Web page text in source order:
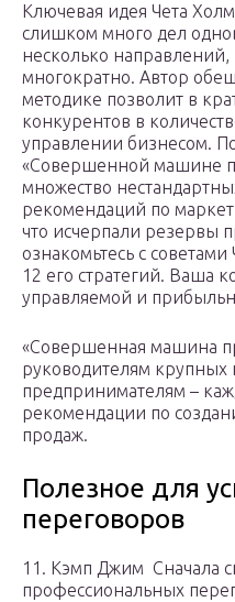
Ключевая идея Чета
слишком много дел
несколько направлений,
многократно. Автор
методике позволит в
конкурентов в
управлении бизнесом.
«Совершенной машине
множество
рекомендаций по
что исчерпали резервы
ознакомьтесь с
12 его стратегий. Ваша
управляемой и
«Совершенная машина
руководителям
предпринимателям –
рекомендации по
продаж.
Полезное для
переговоров
11. Кэмп Джим Сначала
профессиональных